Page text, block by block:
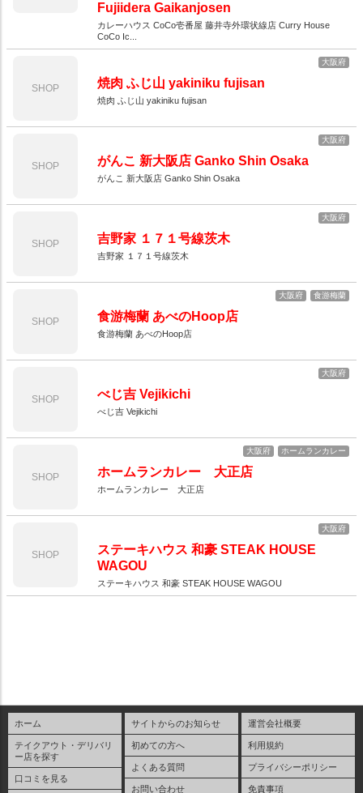
Fujiidera Gaikanjosen
カレーハウス CoCo壱番屋 藤井寺外環状線店 Curry House
CoCo Ic...
SHOP
大阪府
焼肉 ふじ山 yakiniku fujisan
焼肉 ふじ山 yakiniku fujisan
SHOP
大阪府
がんこ 新大阪店 Ganko Shin Osaka
がんこ 新大阪店 Ganko Shin Osaka
SHOP
大阪府
吉野家 １７１号線茨木
吉野家 １７１号線茨木
SHOP
大阪府 食游梅蘭
食游梅蘭 あべのHoop店
食游梅蘭 あべのHoop店
SHOP
大阪府
べじ吉 Vejikichi
べじ吉 Vejikichi
SHOP
大阪府 ホームランカレー
ホームランカレー 大正店
ホームランカレー 大正店
SHOP
大阪府
ステーキハウス 和豪 STEAK HOUSE
WAGOU
ステーキハウス 和豪 STEAK HOUSE WAGOU
ホーム
テイクアウト・デリバリ
ー店を探す
口コミを見る
サイトからのお知らせ
初めての方へ
よくある質問
お問い合わせ
運営会社概要
利用規約
プライバシーポリシー
免責事項